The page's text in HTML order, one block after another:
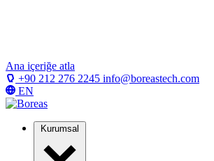
Ana içeriğe atla
+90 212 276 2245 info@boreastech.com
EN
Kurumsal